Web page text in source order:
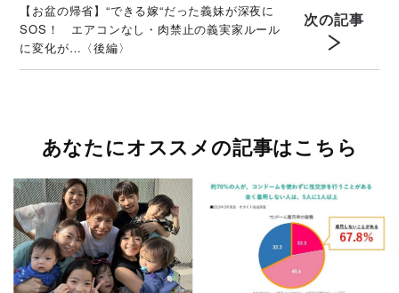
【お盆の帰省】“できる嫁“だった義妹が深夜に
SOS！ エアコンなし・肉禁止の義実家ルール
に変化が…〈後編〉
次の記事
あなたにオススメの記事はこちら